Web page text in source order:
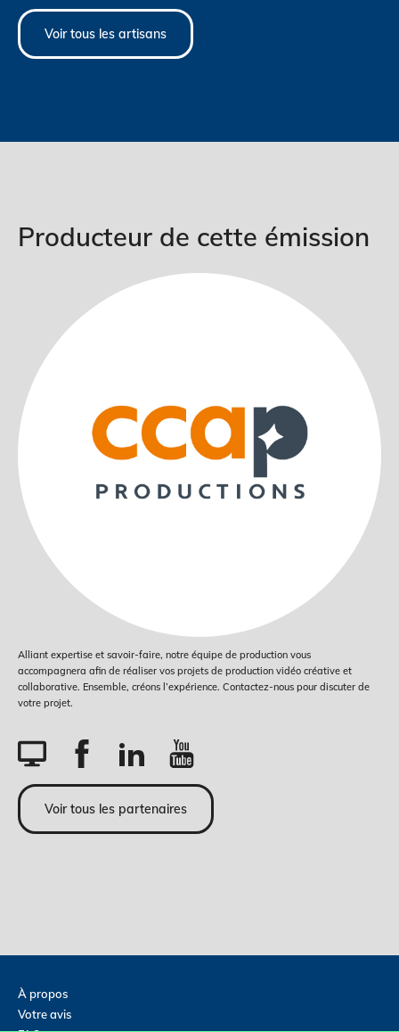
Voir tous les artisans
Producteur de cette émission
Alliant expertise et savoir-faire, notre équipe de production vous
accompagnera afin de réaliser vos projets de production vidéo créative et
collaborative. Ensemble, créons l’expérience. Contactez-nous pour discuter de
votre projet.
Voir tous les partenaires
À propos
Votre avis